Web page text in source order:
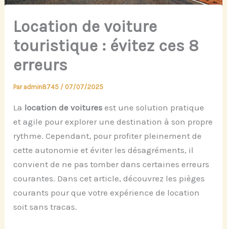
Location de voiture
touristique : évitez ces 8
erreurs
Par admin8745 / 07/07/2025
La location de voitures est une solution pratique
et agile pour explorer une destination à son propre
rythme. Cependant, pour profiter pleinement de
cette autonomie et éviter les désagréments, il
convient de ne pas tomber dans certaines erreurs
courantes. Dans cet article, découvrez les pièges
courants pour que votre expérience de location
soit sans tracas.